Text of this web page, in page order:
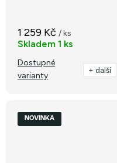
1 259 Kč / ks
Skladem 1 ks
Dostupné
varianty
+ další
NOVINKA